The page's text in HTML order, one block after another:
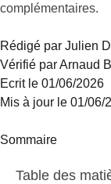
complémentaires.
Rédigé par Julien
Vérifié par Arnaud
Ecrit le 01/06/2026
Mis à jour le 01/06/
Sommaire
Table des